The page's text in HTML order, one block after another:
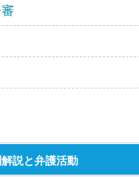
説と弁護活動